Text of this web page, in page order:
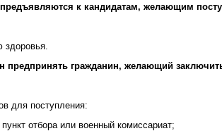
к кандидатам, желающим
здоровья.
предпринять гражданин, желающий
для поступления:
отбора или военный комиссариат;